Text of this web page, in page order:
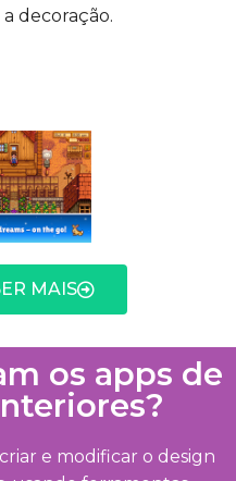
decoração.
MAIS
os apps de
e modificar o design